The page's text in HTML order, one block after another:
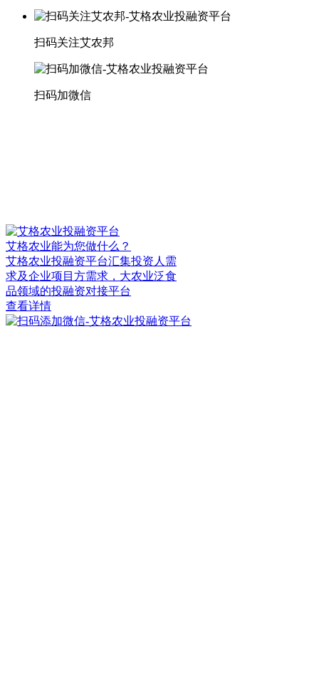
扫码关注艾农邦
扫码加微信
艾格农业能为您做什么？
艾格农业投融资平台汇集投资人需
求及企业项目方需求，大农业泛食
品领域的投融资对接平台
查看详情